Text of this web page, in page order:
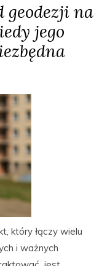
geodezji na
jego
który łączy wielu
i ważnych